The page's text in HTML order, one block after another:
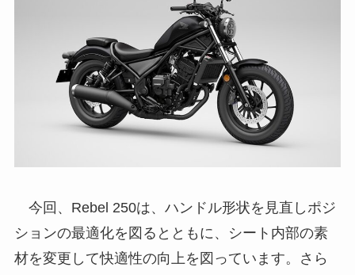
今回、Rebel 250は、ハンドル形状を見直しポジ
ションの最適化を図るとともに、シート内部の素
材を変更して快適性の向上を図っています。さら